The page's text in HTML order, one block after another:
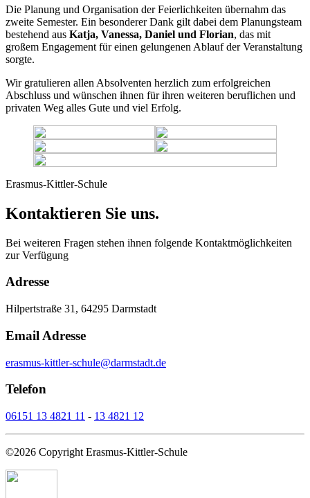
Die Planung und Organisation der Feierlichkeiten übernahm das
zweite Semester. Ein besonderer Dank gilt dabei dem Planungsteam
bestehend aus Katja, Vanessa, Daniel und Florian, das mit
großem Engagement für einen gelungenen Ablauf der Veranstaltung
sorgte.
Wir gratulieren allen Absolventen herzlich zum erfolgreichen
Abschluss und wünschen ihnen für ihren weiteren beruflichen und
privaten Weg alles Gute und viel Erfolg.
Erasmus-Kittler-Schule
Kontaktieren Sie uns.
Bei weiteren Fragen stehen ihnen folgende Kontaktmöglichkeiten
zur Verfügung
Adresse
Hilpertstraße 31, 64295 Darmstadt
Email Adresse
erasmus-kittler-schule@darmstadt.de
Telefon
06151 13 4821 11 - 13 4821 12
©2026 Copyright Erasmus-Kittler-Schule